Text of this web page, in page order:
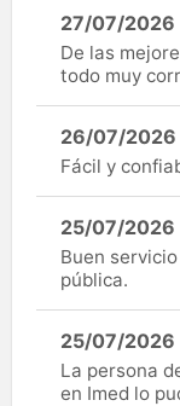
27/07/2026
De las
todo muy
26/07/2026
Fácil y
25/07/2026
Buen
pública.
25/07/2026
La persona
en Imed lo